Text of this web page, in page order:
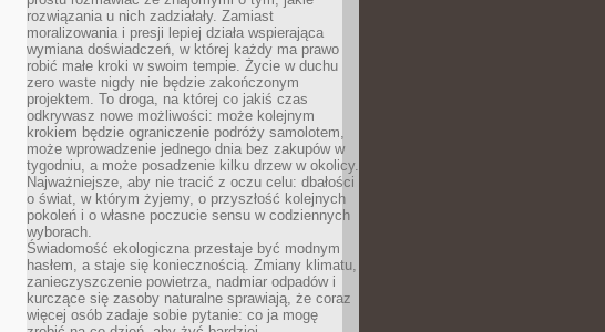
rozwiązania u nich zadziałały. Zamiast
moralizowania i presji lepiej działa wspierająca
wymiana doświadczeń, w której każdy ma prawo
robić małe kroki w swoim tempie. Życie w duchu
zero waste nigdy nie będzie zakończonym
projektem. To droga, na której co jakiś czas
odkrywasz nowe możliwości: może kolejnym
krokiem będzie ograniczenie podróży samolotem,
może wprowadzenie jednego dnia bez zakupów w
tygodniu, a może posadzenie kilku drzew w okolicy.
Najważniejsze, aby nie tracić z oczu celu: dbałości
o świat, w którym żyjemy, o przyszłość kolejnych
pokoleń i o własne poczucie sensu w codziennych
wyborach.
Świadomość ekologiczna przestaje być modnym
hasłem, a staje się koniecznością. Zmiany klimatu,
zanieczyszczenie powietrza, nadmiar odpadów i
kurczące się zasoby naturalne sprawiają, że coraz
więcej osób zadaje sobie pytanie: co ja mogę